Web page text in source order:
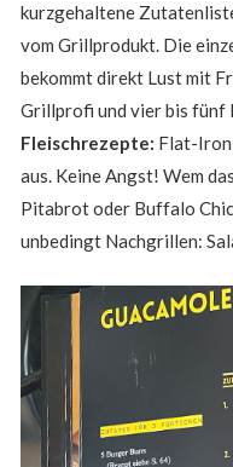
kurzgehaltene
vom Grillprodukt. Die
bekommt direkt Lust mit
Grillprofi und vier bis fünf
Fleischrezepte: Flat-
aus. Keine Angst! Wem
Pitabrot oder Buffalo
unbedingt Nachgrillen: